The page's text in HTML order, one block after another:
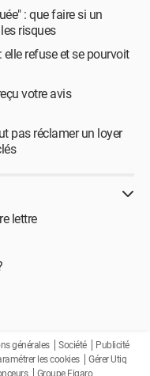
: que faire si un
risques
refuse et se pourvoit
votre avis
pas réclamer un loyer
lettre
générales Société
Publicité
les cookies
Gérer Utiq
Groupe Figaro